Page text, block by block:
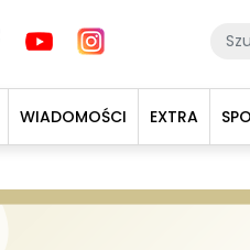
WIADOMOŚCI EXTRA